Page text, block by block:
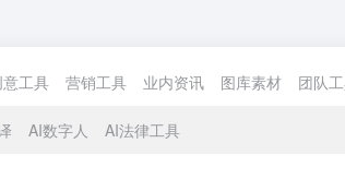
工具 营销工具 业内资讯 图库素材 团队
AI数字人 AI法律工具